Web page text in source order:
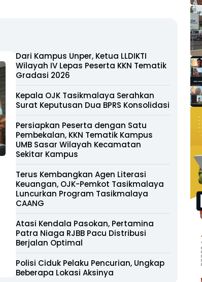
Dari Kampus Unper, Ketua LLDIKTI
Wilayah IV Lepas Peserta KKN Tematik
Gradasi 2026
Kepala OJK Tasikmalaya Serahkan
Surat Keputusan Dua BPRS Konsolidasi
Persiapkan Peserta dengan Satu
Pembekalan, KKN Tematik Kampus
UMB Sasar Wilayah Kecamatan
Sekitar Kampus
Terus Kembangkan Agen Literasi
Keuangan, OJK-Pemkot Tasikmalaya
Luncurkan Program Tasikmalaya
CAANG
Atasi Kendala Pasokan, Pertamina
Patra Niaga RJBB Pacu Distribusi
Berjalan Optimal
Polisi Ciduk Pelaku Pencurian, Ungkap
Beberapa Lokasi Aksinya